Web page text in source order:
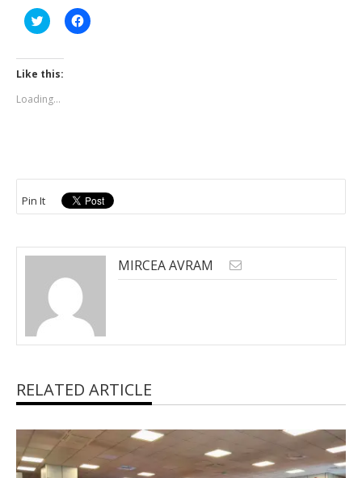
Click
to
Twitter
(Opens
in
window)
Click
to
Like this:
Loading...
Pin It
MIRCEA AVRAM
RELATED ARTICLE